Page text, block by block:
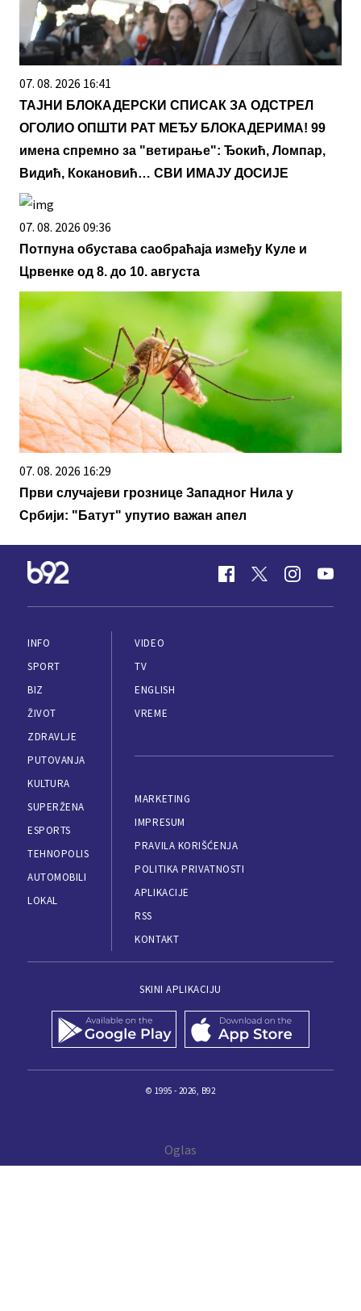
07. 08. 2026 16:41
ТАЈНИ БЛОКАДЕРСКИ СПИСАК ЗА ОДСТРЕЛ
ОГОЛИО ОПШТИ РАТ МЕЂУ БЛОКАДЕРИМА! 99
имена спремно за "ветирање": Ђокић, Ломпар,
Видић, Кокановић… СВИ ИМАЈУ ДОСИЈЕ
07. 08. 2026 09:36
Потпуна обустава саобраћаја између Куле и
Црвенке од 8. до 10. августа
07. 08. 2026 16:29
Први случајеви грознице Западног Нила у
Србији: "Батут" упутио важан апел
INFO
SPORT
BIZ
ŽIVOT
ZDRAVLJE
PUTOVANJA
KULTURA
SUPERŽENA
ESPORTS
TEHNOPOLIS
AUTOMOBILI
LOKAL
VIDEO
TV
ENGLISH
VREME
MARKETING
IMPRESUM
PRAVILA KORIŠĆENJA
POLITIKA PRIVATNOSTI
APLIKACIJE
RSS
KONTAKT
SKINI APLIKACIJU
© 1995 - 2026, B92